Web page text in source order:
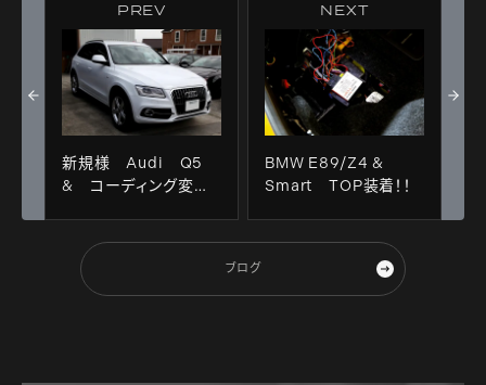
PREV
新規様 Audi Q5
& コーディング変更
NEXT
BMW E89/Z4 &
Smart TOP装着！！
ブログ